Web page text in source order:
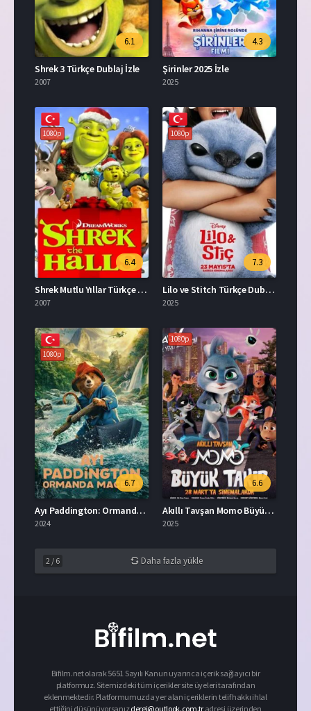
6.1
Shrek 3 Türkçe Dublaj İzle
2007
4.3
Şirinler 2025 İzle
2025
1080p
6.4
Shrek Mutlu Yıllar Türkçe Dublaj Full İzle
2007
1080p
7.3
Lilo ve Stitch Türkçe Dublaj İzle
2025
1080p
6.7
Ayı Paddington: Ormanda Macera Türkçe Dublaj İzle
2024
1080p
6.6
Akıllı Tavşan Momo Büyük Takip İzle
2025
2 / 6 Daha fazla yükle
Bifilm.net olarak 5651 Sayılı Kanun uyarınca içerik sağlayıcı bir
platformuz. Sitemizdeki tüm içerikler site üyeleri tarafından
eklenmektedir. Platformumuzda yer alan içeriklerin telif hakkı ihlal
ettiğini düşünüyorsanızdergi@outlook.com.tr adresi üzerinden